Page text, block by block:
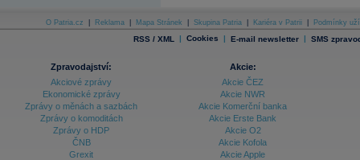
O Patria.cz Reklama Mapa Stránek Skupina Patria Kariéra v Patrii Podmínky
RSS / XML | Cookies | E-mail newsletter | SMS
Zpravodajství:
Akciové zprávy
Ekonomické zprávy
Zprávy o měnách a sazbách
Zprávy o komoditách
Zprávy o HDP
ČNB
Grexit
Akcie:
Akcie ČEZ
Akcie NWR
Akcie Komerční banka
Akcie Erste Bank
Akcie O2
Akcie Kofola
Akcie Apple